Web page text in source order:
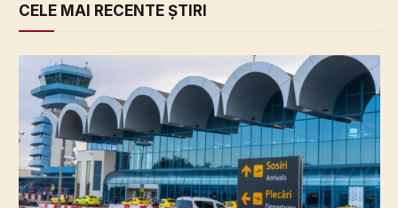
CELE MAI RECENTE ȘTIRI